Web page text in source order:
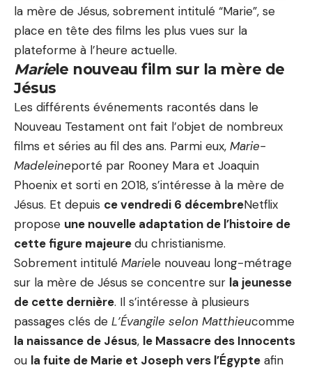
la mère de Jésus, sobrement intitulé “Marie”, se
place en tête des films les plus vues sur la
plateforme à l’heure actuelle.
Mariele nouveau film sur la mère de
Jésus
Les différents événements racontés dans le
Nouveau Testament ont fait l’objet de nombreux
films et séries au fil des ans. Parmi eux, Marie-
Madeleineporté par Rooney Mara et Joaquin
Phoenix et sorti en 2018, s’intéresse à la mère de
Jésus. Et depuis ce vendredi 6 décembreNetflix
propose une nouvelle adaptation de l’histoire de
cette figure majeuredu christianisme.
Sobrement intitulé Mariele nouveau long-métrage
sur la mère de Jésus se concentre sur la jeunesse
de cette dernière. Il s’intéresse à plusieurs
passages clés de L’Évangile selon Matthieucomme
la naissance de Jésus, le Massacre des Innocents
ou la fuite de Marie et Joseph vers l’Égypte afin